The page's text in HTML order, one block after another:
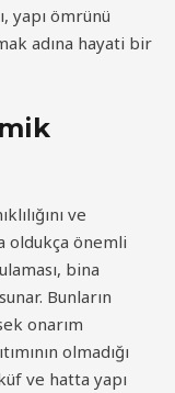
yapı ömrünü
adına hayati bir
ve
oldukça önemli
bina
Bunların
onarım
olmadığı
ve hatta yapı